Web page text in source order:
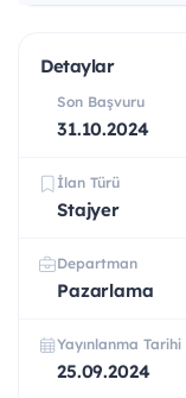
Detaylar
Son Başvuru
31.10.2024
İlan Türü
Stajyer
Departman
Pazarlama
Yayınlanma Tarihi
25.09.2024